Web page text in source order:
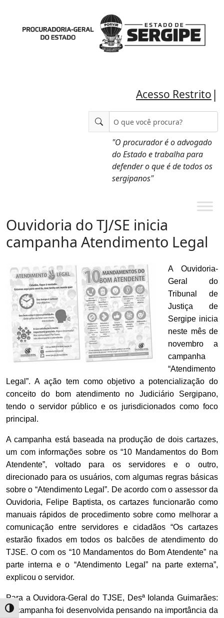
Alternar alto contraste
Acesso Restrito |
"O procurador é o advogado
do Estado e trabalha para
defender o que é de todos os
sergipanos"
Ouvidoria do TJ/SE inicia
campanha Atendimento Legal
A Ouvidoria-
Geral do
Tribunal de
Justiça de
Sergipe inicia
neste mês de
novembro a
campanha
“Atendimento
Legal”. A ação tem como objetivo a potencialização do
conceito do bom atendimento no Judiciário Sergipano,
tendo o servidor público e os jurisdicionados como foco
principal.
A campanha está baseada na produção de dois cartazes,
um com informações sobre os “10 Mandamentos do Bom
Atendente”, voltado para os servidores e o outro,
direcionado para os usuários, com algumas regras básicas
sobre o “Atendimento Legal”. De acordo com o assessor da
Ouvidoria, Felipe Baptista, os cartazes funcionarão como
manuais rápidos de procedimento sobre como melhorar a
comunicação entre servidores e cidadãos “Os cartazes
estarão fixados em todos os balcões de atendimento do
TJSE. O com os “10 Mandamentos do Bom Atendente” na
parte interna e o “Atendimento Legal” na parte externa”,
explicou o servidor.
Para a Ouvidora-Geral do TJSE, Desª Iolanda Guimarães:
“A campanha foi desenvolvida pensando na importância da